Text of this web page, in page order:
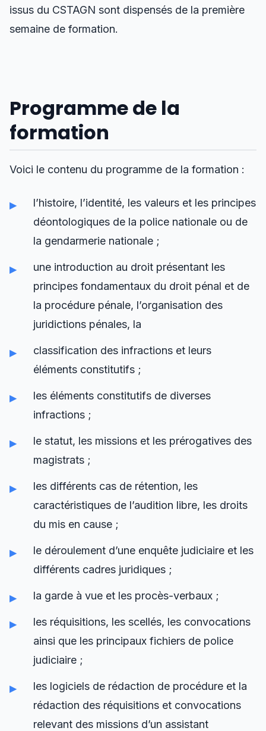
issus du CSTAGN sont dispensés de la première
semaine de formation.
Programme de la
formation
Voici le contenu du programme de la formation :
l’histoire, l’identité, les valeurs et les principes
déontologiques de la police nationale ou de
la gendarmerie nationale ;
une introduction au droit présentant les
principes fondamentaux du droit pénal et de
la procédure pénale, l’organisation des
juridictions pénales, la
classification des infractions et leurs
éléments constitutifs ;
les éléments constitutifs de diverses
infractions ;
le statut, les missions et les prérogatives des
magistrats ;
les différents cas de rétention, les
caractéristiques de l’audition libre, les droits
du mis en cause ;
le déroulement d’une enquête judiciaire et les
différents cadres juridiques ;
la garde à vue et les procès-verbaux ;
les réquisitions, les scellés, les convocations
ainsi que les principaux fichiers de police
judiciaire ;
les logiciels de rédaction de procédure et la
rédaction des réquisitions et convocations
relevant des missions d’un assistant